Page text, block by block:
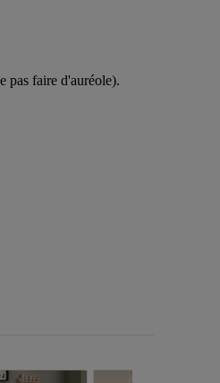
pas faire d'auréole).